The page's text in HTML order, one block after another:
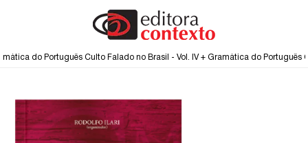
do Português Culto Falado no Brasil - Vol. IV + Gramática do Português